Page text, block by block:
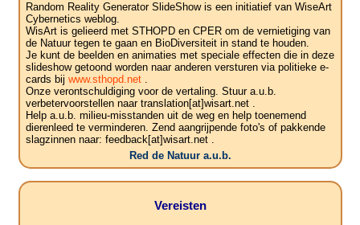
Random Reality Generator SlideShow is een initiatief van WiseArt
Cybernetics weblog.
WisArt is gelieerd met STHOPD en CPER om de vernietiging van
de Natuur tegen te gaan en BioDiversiteit in stand te houden.
Je kunt de beelden en animaties met speciale effecten die in deze
slideshow getoond worden naar anderen versturen via politieke e-
cards bij www.sthopd.net.
Onze verontschuldiging voor de vertaling. Stuur a.u.b.
verbetervoorstellen naar translation[at]wisart.net .
Help a.u.b. milieu-misstanden uit de weg en help toenemend
dierenleed te verminderen. Zend aangrijpende foto's of pakkende
slagzinnen naar: feedback[at]wisart.net .
Red de Natuur a.u.b.
Vereisten